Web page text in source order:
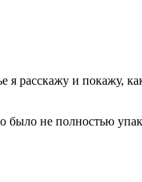
я расскажу и покажу,
не полностью